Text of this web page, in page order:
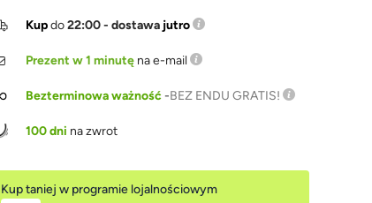
Kupdo22:00 - dostawa jutro
Prezent w 1 minutę na e-mail
Bezterminowa ważność-BEZ ENDU GRATIS!
100 dni na zwrot
Kup taniej w programie lojalnościowym